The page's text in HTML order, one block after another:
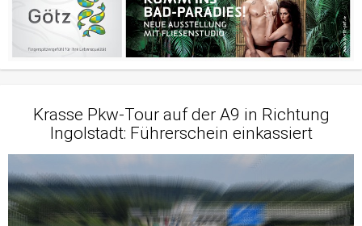
Krasse Pkw-Tour auf der A9 in Richtung
Ingolstadt: Führerschein einkassiert